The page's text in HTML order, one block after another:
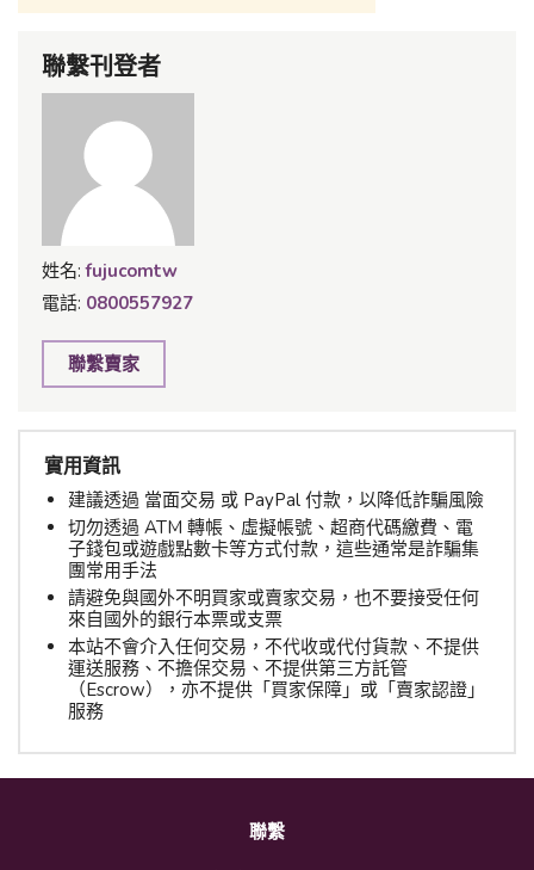
聯繫刊登者
姓名: fujucomtw
電話: 0800557927
聯繫賣家
實用資訊
建議透過 當面交易 或 PayPal 付款，以降低詐騙風險
切勿透過 ATM 轉帳、虛擬帳號、超商代碼繳費、電
子錢包或遊戲點數卡等方式付款，這些通常是詐騙集
團常用手法
請避免與國外不明買家或賣家交易，也不要接受任何
來自國外的銀行本票或支票
本站不會介入任何交易，不代收或代付貨款、不提供
運送服務、不擔保交易、不提供第三方託管
（Escrow），亦不提供「買家保障」或「賣家認證」
服務
聯繫